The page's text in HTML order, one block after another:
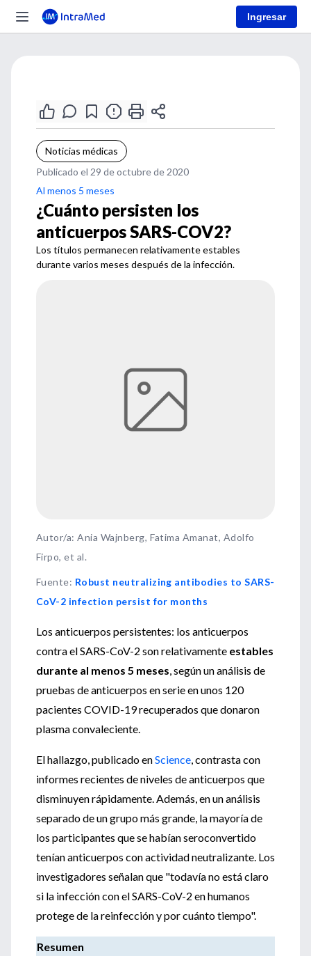
Ingresar
Noticias médicas
Publicado el 29 de octubre de 2020
Al menos 5 meses
¿Cuánto persisten los
anticuerpos SARS-COV2?
Los títulos permanecen relativamente estables
durante varios meses después de la infección.
Autor/a: Ania Wajnberg, Fatima Amanat, Adolfo
Firpo, et al.
Fuente: Robust neutralizing antibodies to SARS-
CoV-2 infection persist for months
Los anticuerpos persistentes: los anticuerpos
contra el SARS-CoV-2 son relativamente estables
durante al menos 5 meses, según un análisis de
pruebas de anticuerpos en serie en unos 120
pacientes COVID-19 recuperados que donaron
plasma convaleciente.
El hallazgo, publicado enScience, contrasta con
informes recientes de niveles de anticuerpos que
disminuyen rápidamente. Además, en un análisis
separado de un grupo más grande, la mayoría de
los participantes que se habían seroconvertido
tenían anticuerpos con actividad neutralizante. Los
investigadores señalan que "todavía no está claro
si la infección con el SARS-CoV-2 en humanos
protege de la reinfección y por cuánto tiempo".
Resumen